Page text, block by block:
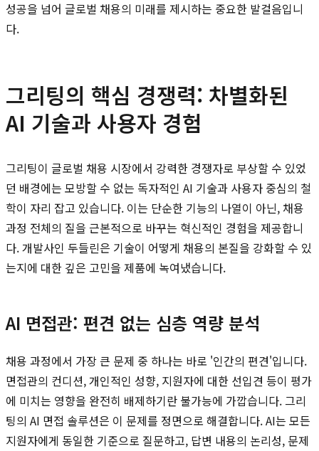
성공을 넘어 글로벌 채용의 미래를 제시하는 중요한 발걸음입니
다.
그리팅의 핵심 경쟁력: 차별화된
AI 기술과 사용자 경험
그리팅이 글로벌 채용 시장에서 강력한 경쟁자로 부상할 수 있었
던 배경에는 모방할 수 없는 독자적인 AI 기술과 사용자 중심의 철
학이 자리 잡고 있습니다. 이는 단순한 기능의 나열이 아닌, 채용
과정 전체의 질을 근본적으로 바꾸는 혁신적인 경험을 제공합니
다. 개발사인 두들린은 기술이 어떻게 채용의 본질을 강화할 수 있
는지에 대한 깊은 고민을 제품에 녹여냈습니다.
AI 면접관: 편견 없는 심층 역량 분석
채용 과정에서 가장 큰 문제 중 하나는 바로 '인간의 편견'입니다.
면접관의 컨디션, 개인적인 성향, 지원자에 대한 선입견 등이 평가
에 미치는 영향을 완전히 배제하기란 불가능에 가깝습니다. 그리
팅의 AI 면접 솔루션은 이 문제를 정면으로 해결합니다. AI는 모든
지원자에게 동일한 기준으로 질문하고, 답변 내용의 논리성, 문제